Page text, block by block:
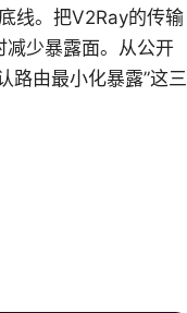
线。把V2Ray的传输
减少暴露面。从公开
路由最小化暴露”这三